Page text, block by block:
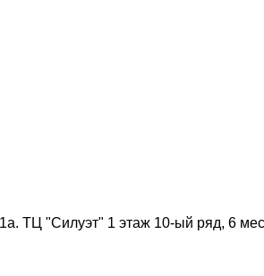
ТЦ "Силуэт" 1 этаж 10-ый ряд, 6